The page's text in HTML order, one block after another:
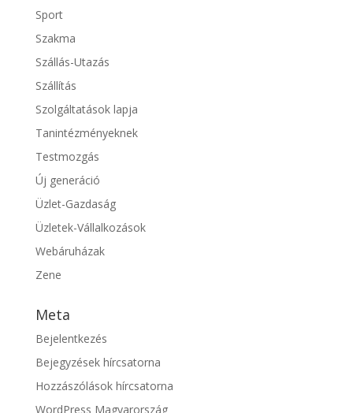
Sport
Szakma
Szállás-Utazás
Szállítás
Szolgáltatások lapja
Tanintézményeknek
Testmozgás
Új generáció
Üzlet-Gazdaság
Üzletek-Vállalkozások
Webáruházak
Zene
Meta
Bejelentkezés
Bejegyzések hírcsatorna
Hozzászólások hírcsatorna
WordPress Magyarország